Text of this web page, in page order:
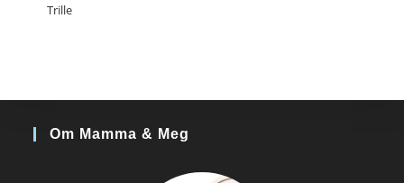
Trille
Om Mamma & Meg